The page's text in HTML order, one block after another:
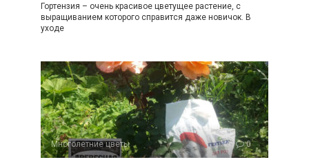
Гортензия – очень красивое цветущее растение, с
выращиванием которого справится даже новичок. В
уходе
Многолетние цветы 0